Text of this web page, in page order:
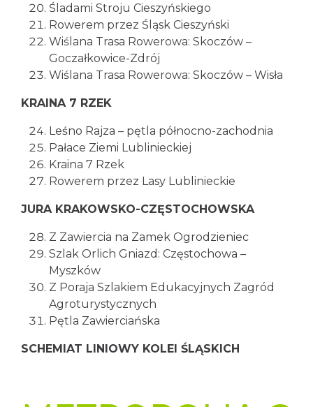
Śladami Stroju Cieszyńskiego
Rowerem przez Śląsk Cieszyński
Wiślana Trasa Rowerowa: Skoczów –
Goczałkowice-Zdrój
Wiślana Trasa Rowerowa: Skoczów – Wisła
KRAINA 7 RZEK
Leśno Rajza – pętla północno-zachodnia
Pałace Ziemi Lublinieckiej
Kraina 7 Rzek
Rowerem przez Lasy Lublinieckie
JURA KRAKOWSKO-CZĘSTOCHOWSKA
Z Zawiercia na Zamek Ogrodzieniec
Szlak Orlich Gniazd: Częstochowa –
Myszków
Z Poraja Szlakiem Edukacyjnych Zagród
Agroturystycznych
Pętla Zawierciańska
SCHEMIAT LINIOWY KOLEI ŚLĄSKICH